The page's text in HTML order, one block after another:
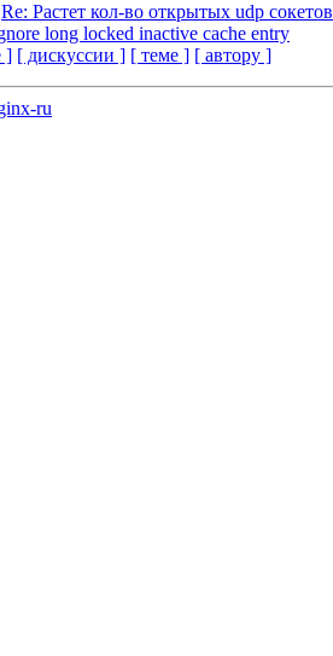
Re: Растет кол-во открытых udp сокетов
long locked inactive cache entry
] [ дискуссии ] [ теме ] [ автору ]
ru